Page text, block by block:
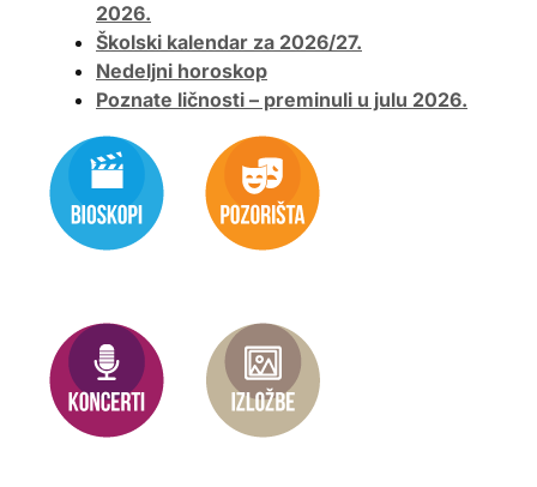
2026.
Školski kalendar za 2026/27.
Nedeljni horoskop
Poznate ličnosti – preminuli u julu 2026.